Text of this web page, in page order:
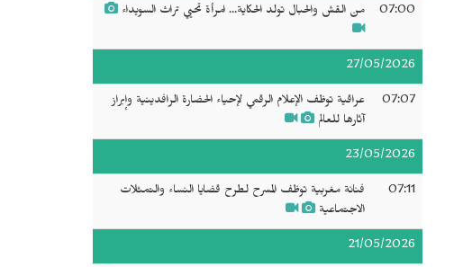
07:00 من القش والحبال تولد الحكاية... امرأة تحيي تراث السويداء
27/05/2026
07:07
عراقية توظف الإعلام الرقمي لإحياء الحضارة الرافدينية وإبراز
آثارها للعالم
23/05/2026
07:11
فنانة مغربية توظف المسرح لطرح قضايا النساء والتمثلات
الاجتماعية
21/05/2026